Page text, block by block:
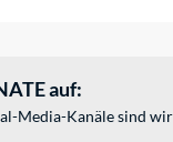
auf:
Media-Kanäle sind